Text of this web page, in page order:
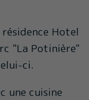
Hotel
"La Potinière"
ci.
une cuisine